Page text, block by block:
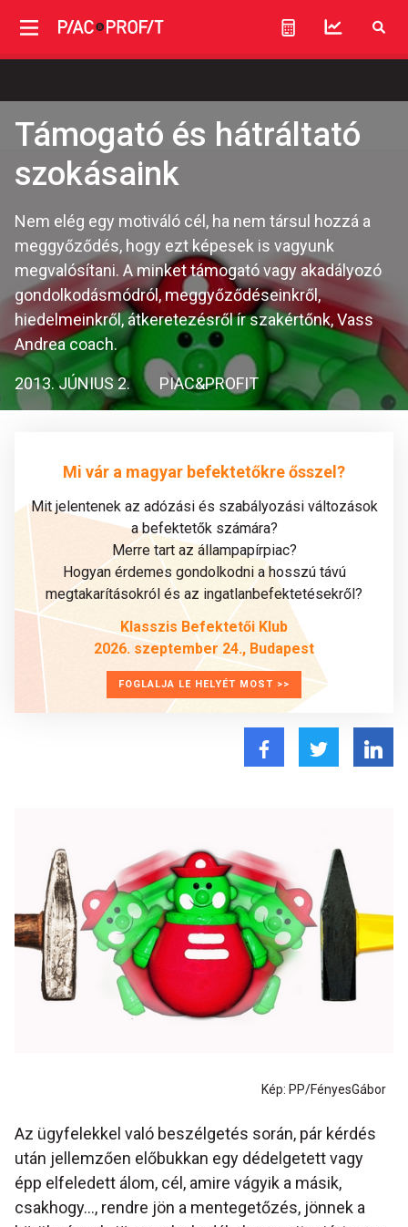
Támogató és hátráltató
szokásaink
Nem elég egy motiváló cél, ha nem társul hozzá a
meggyőződés, hogy ezt képesek is vagyunk
megvalósítani. A minket támogató vagy akadályozó
gondolkodásmódról, meggyőződéseinkről,
hiedelmeinkről, átkeretezésről ír szakértőnk, Vass
Andrea coach.
2013. JÚNIUS 2. PIAC&PROFIT
Mi vár a magyar befektetőkre ősszel?
Mit jelentenek az adózási és szabályozási változások
a befektetők számára?
Merre tart az állampapírpiac?
Hogyan érdemes gondolkodni a hosszú távú
megtakarításokról és az ingatlanbefektetésekről?
Klasszis Befektetői Klub
2026. szeptember 24., Budapest
FOGLALJA LE HELYÉT MOST >>
Kép: PP/FényesGábor
Az ügyfelekkel való beszélgetés során, pár kérdés
után jellemzően előbukkan egy dédelgetett vagy
épp elfeledett álom, cél, amire vágyik a másik,
csakhogy…, rendre jön a mentegetőzés, jönnek a